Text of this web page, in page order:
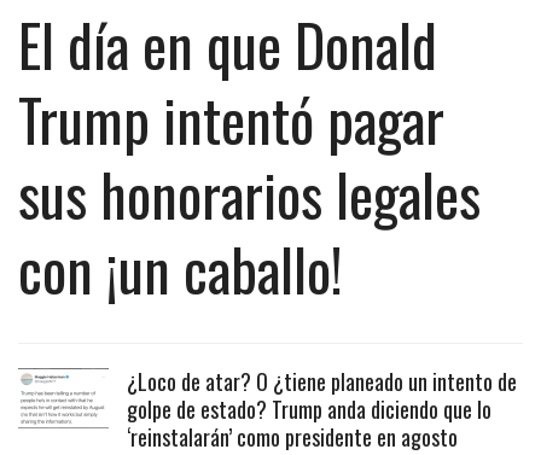
El día en que Donald
Trump intentó pagar
sus honorarios legales
con ¡un caballo!
¿Loco de atar? O ¿tiene planeado un intento de
golpe de estado? Trump anda diciendo que lo
‘reinstalarán’ como presidente en agosto